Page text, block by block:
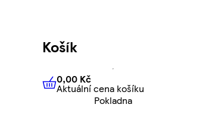
Košík
0,00 KčAktuální cena košíku
0,00 Kč
Aktuální cena košíku
Pokladna